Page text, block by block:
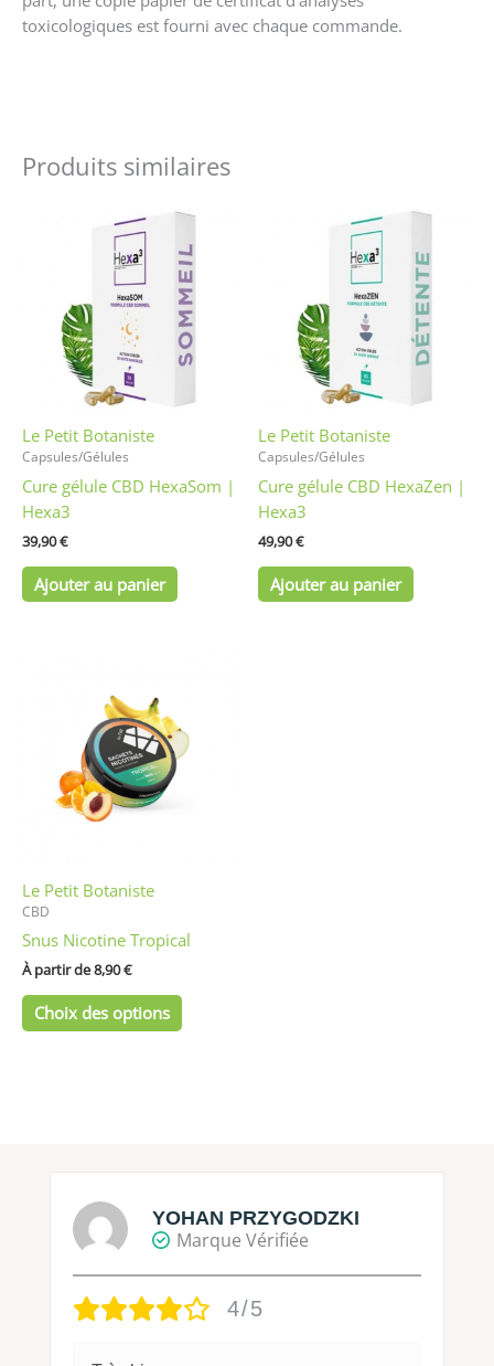
toxicologiques est fourni avec chaque commande.
Produits similaires
Le Petit Botaniste
Capsules/Gélules
Cure gélule CBD HexaSom |
Hexa3
39,90€
Ajouter au panier
Le Petit Botaniste
Capsules/Gélules
Cure gélule CBD HexaZen |
Hexa3
49,90€
Ajouter au panier
Le Petit Botaniste
CBD
Snus Nicotine Tropical
À partir de 8,90€
Choix des options
plusieurs
variations.
la
du
YOHAN PRZYGODZKI
Marque Vérifiée
4/5